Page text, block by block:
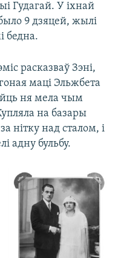
Гудагай. У іхнай
9 дзяцей, жылі
бедна.
расказваў Зэні,
маці Эльжбета
ня мела чым
на базары
нітку над сталом, і
адну бульбу.